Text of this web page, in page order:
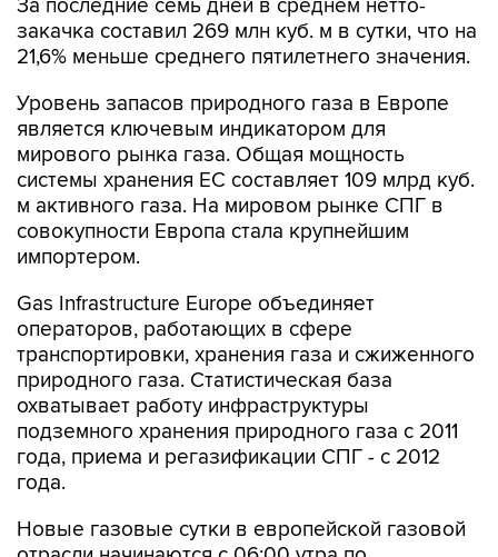
За последние семь дней в среднем нетто-
закачка составил 269 млн куб. м в сутки, что на
21,6% меньше среднего пятилетнего значения.
Уровень запасов природного газа в Европе
является ключевым индикатором для
мирового рынка газа. Общая мощность
системы хранения ЕС составляет 109 млрд куб.
м активного газа. На мировом рынке СПГ в
совокупности Европа стала крупнейшим
импортером.
Gas Infrastructure Europe объединяет
операторов, работающих в сфере
транспортировки, хранения газа и сжиженного
природного газа. Статистическая база
охватывает работу инфраструктуры
подземного хранения природного газа с 2011
года, приема и регазификации СПГ - с 2012
года.
Новые газовые сутки в европейской газовой